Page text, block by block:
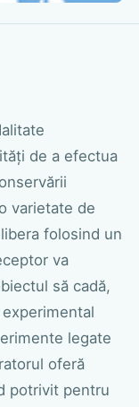
de a efectua
varietate de
folosind un
va
să cadă,
legate
oferă
potrivit pentru